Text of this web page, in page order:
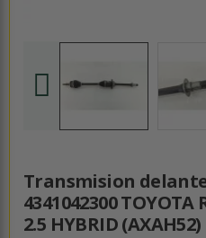
Transmision
4341042300 TOYOTA
2.5 HYBRID (AXAH52)